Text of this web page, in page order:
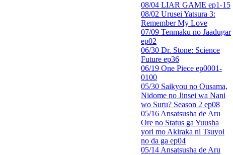
08/04 LIAR GAME ep1-15
08/02 Urusei Yatsura 3:
Remember My Love
07/09 Tenmaku no Jaadugar
ep02
06/30 Dr. Stone: Science
Future ep36
06/19 One Piece ep0001-
0100
05/30 Saikyou no Ousama,
Nidome no Jinsei wa Nani
wo Suru? Season 2 ep08
05/16 Ansatsusha de Aru
Ore no Status ga Yuusha
yori mo Akiraka ni Tsuyoi
no da ga ep04
05/14 Ansatsusha de Aru